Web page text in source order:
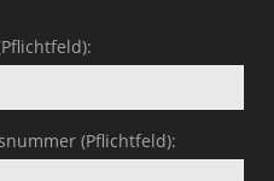
(Pflichtfeld):